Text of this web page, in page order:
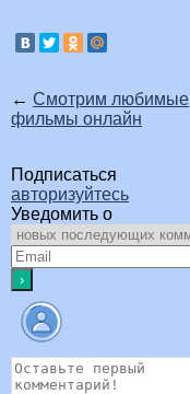
← Смотрим любимые
фильмы онлайн
Подписаться
авторизуйтесь
Уведомить о